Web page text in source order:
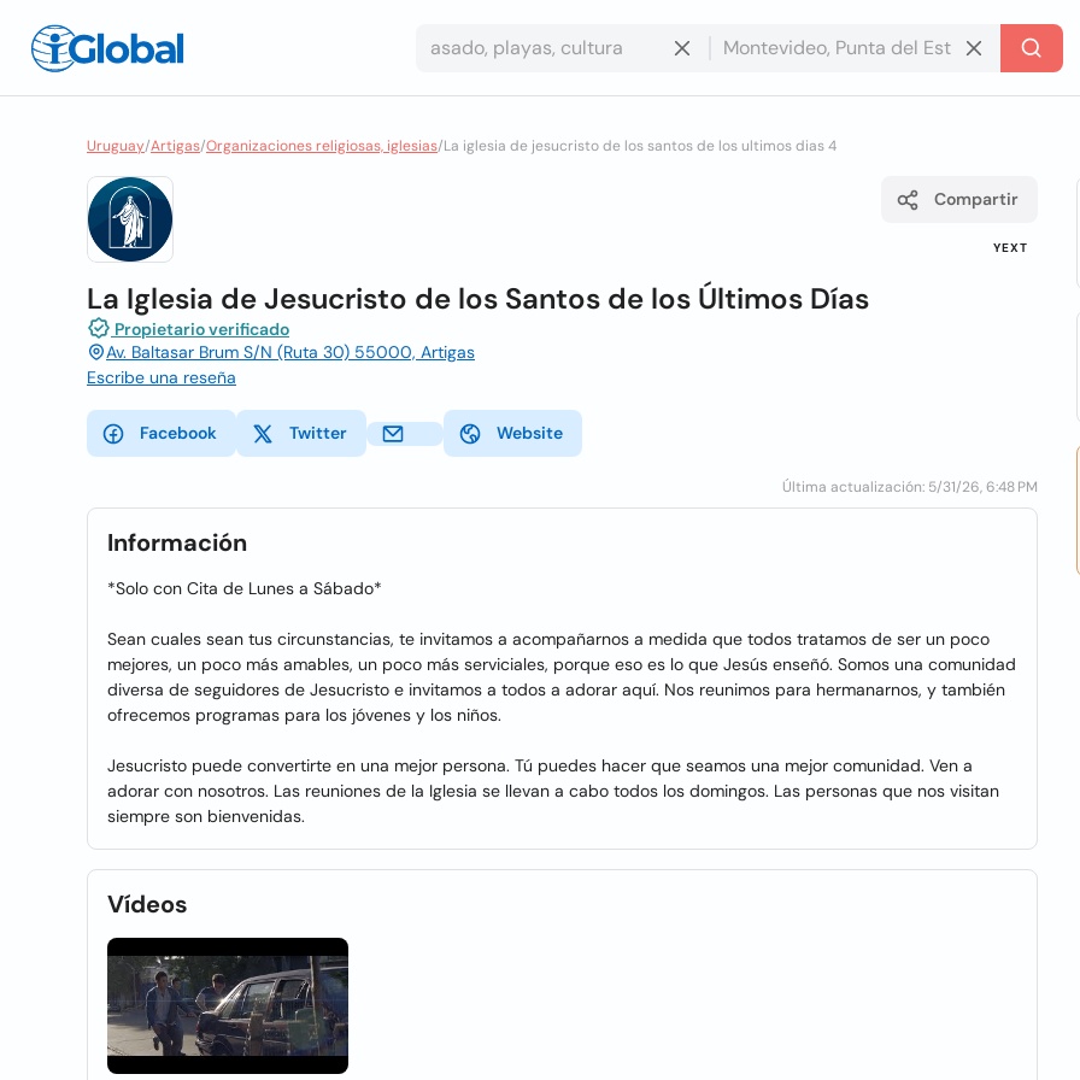
Uruguay/Artigas/Organizaciones religiosas, iglesias/La iglesia de jesucristo de los santos de los ultimos dias 4
YEXT
Compartir
La Iglesia de Jesucristo de los Santos de los Últimos Días
Propietario verificado
Av. Baltasar Brum S/N (Ruta 30) 55000, Artigas
Escribe una reseña
Facebook Twitter Website
Última actualización: 5/31/26, 6:48 PM
Información
*Solo con Cita de Lunes a Sábado*
Sean cuales sean tus circunstancias, te invitamos a acompañarnos a medida que todos tratamos de ser un poco
mejores, un poco más amables, un poco más serviciales, porque eso es lo que Jesús enseñó. Somos una comunidad
diversa de seguidores de Jesucristo e invitamos a todos a adorar aquí. Nos reunimos para hermanarnos, y también
ofrecemos programas para los jóvenes y los niños.
Jesucristo puede convertirte en una mejor persona. Tú puedes hacer que seamos una mejor comunidad. Ven a
adorar con nosotros. Las reuniones de la Iglesia se llevan a cabo todos los domingos. Las personas que nos visitan
siempre son bienvenidas.
Vídeos